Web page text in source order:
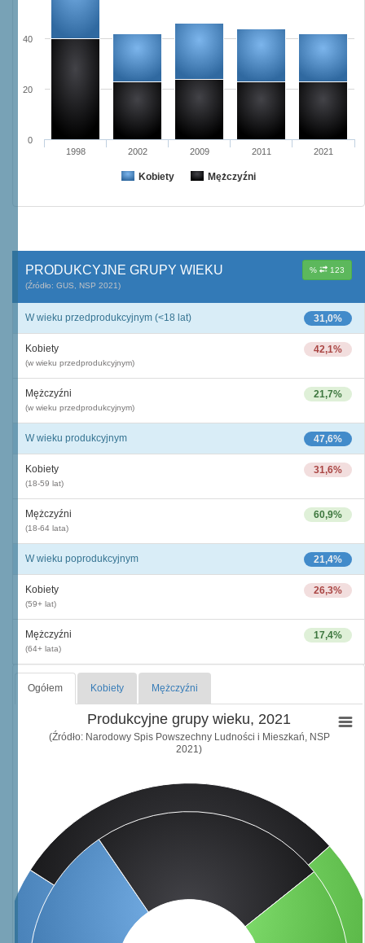
Kobiety Mężczyźni
1998 2002 2009 2011 2021
0
20
40
% 123
PRODUKCYJNE GRUPY WIEKU
(Źródło: GUS, NSP 2021)
31,0%
W wieku przedprodukcyjnym (<18 lat)
42,1%
Kobiety
(w wieku przedprodukcyjnym)
21,7%
Mężczyźni
(w wieku przedprodukcyjnym)
47,6%
W wieku produkcyjnym
31,6%
Kobiety
(18-59 lat)
60,9%
Mężczyźni
(18-64 lata)
21,4%
W wieku poprodukcyjnym
26,3%
Kobiety
(59+ lat)
17,4%
Mężczyźni
(64+ lata)
Ogółem Kobiety Mężczyźni
Produkcyjne grupy wieku, 2021
(Źródło: Narodowy Spis Powszechny Ludności i Mieszkań, NSP
2021)